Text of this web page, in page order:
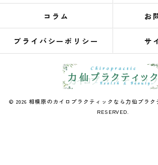
コラム お
プライバシーポリシー サ
© 2026 相模原のカイロプラクティックなら力仙プラ
RESERVED.